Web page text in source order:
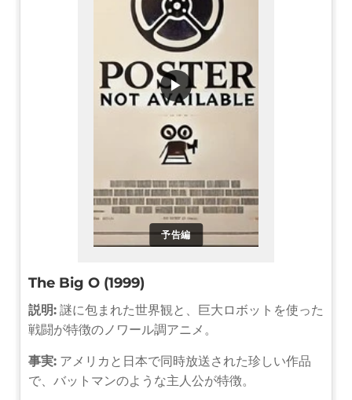
予告編
▶
The Big O (1999)
説明: 謎に包まれた世界観と、巨大ロボットを使った
戦闘が特徴のノワール調アニメ。
事実: アメリカと日本で同時放送された珍しい作品
で、バットマンのような主人公が特徴。